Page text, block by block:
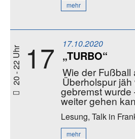
mehr
20 - 22 Uhr 17 17.10.2020
„TURBO“
Wie der Fußball
Überholspur
gebremst
weiter gehen
Lesung, Talk in
mehr